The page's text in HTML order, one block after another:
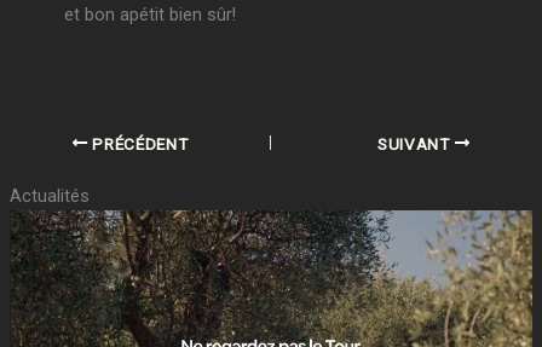
et bon apétit bien sûr!
PRÉCÉDENT SUIVANT
Actualités